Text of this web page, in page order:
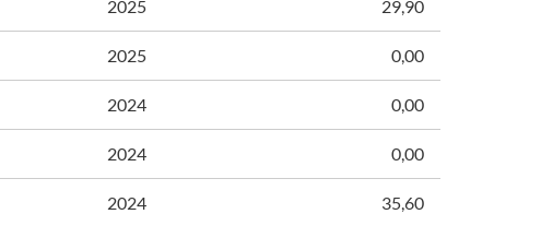
2025 29,90
2025 0,00
2024 0,00
2024 0,00
2024 35,60